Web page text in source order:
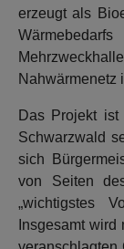
erzeugt als
Nahwärmenetz
Das Projekt
Schwarzwald
sich
von Seiten
„wichtigstes
Insgesamt